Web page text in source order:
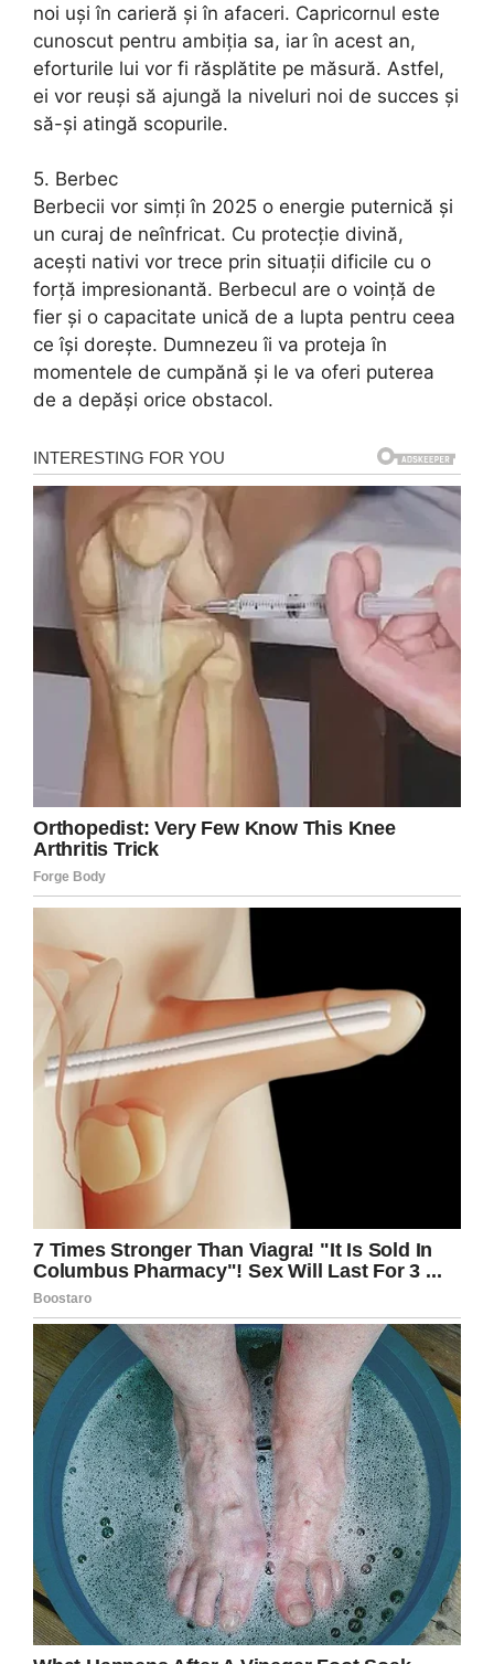
noi uși în carieră și în afaceri. Capricornul este
cunoscut pentru ambiția sa, iar în acest an,
eforturile lui vor fi răsplătite pe măsură. Astfel,
ei vor reuși să ajungă la niveluri noi de succes și
să-și atingă scopurile.
5. Berbec
Berbecii vor simți în 2025 o energie puternică și
un curaj de neînfricat. Cu protecție divină,
acești nativi vor trece prin situații dificile cu o
forță impresionantă. Berbecul are o voință de
fier și o capacitate unică de a lupta pentru ceea
ce își dorește. Dumnezeu îi va proteja în
momentele de cumpănă și le va oferi puterea
de a depăși orice obstacol.